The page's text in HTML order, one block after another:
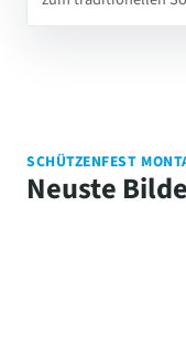
SCHÜTZENFEST
Neuste